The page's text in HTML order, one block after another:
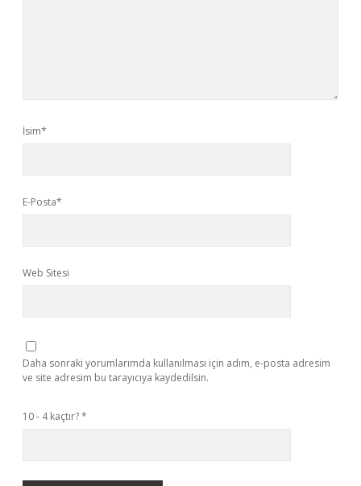
İsim*
E-Posta*
Web Sitesi
Daha sonraki yorumlarımda kullanılması için adım, e-posta adresim
ve site adresim bu tarayıcıya kaydedilsin.
10 - 4 kaçtır?*